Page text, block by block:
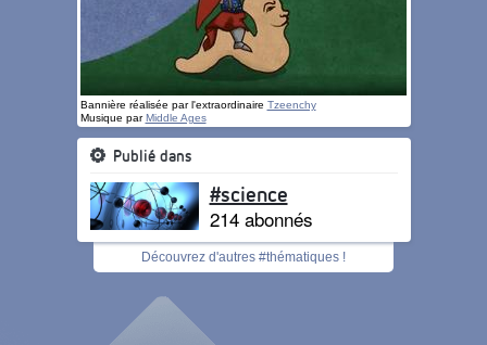
Bannière réalisée par l'extraordinaire Tzeenchy
Musique parMiddle Ages
Publié dans
#science
214 abonnés
Découvrez d'autres #thématiques !